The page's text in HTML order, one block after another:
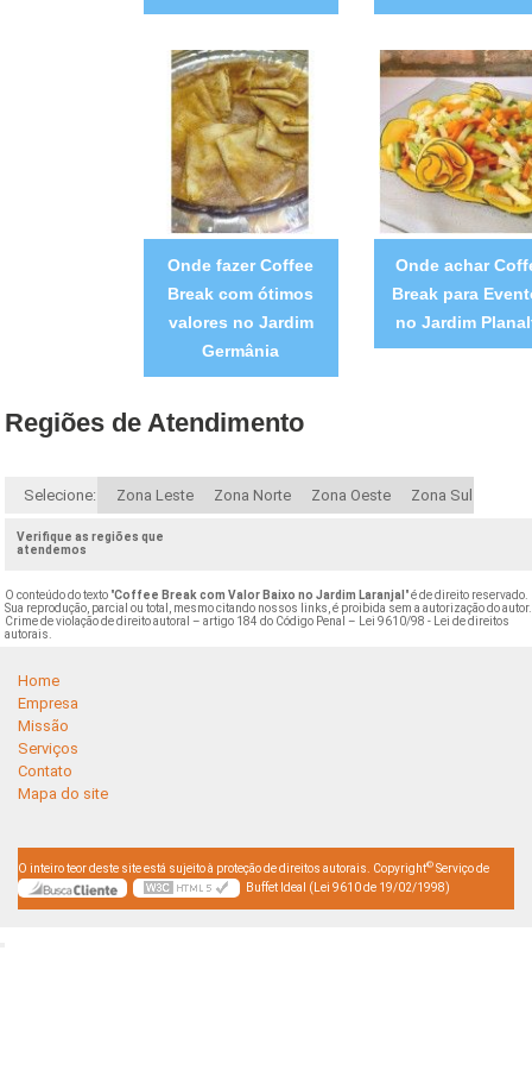
Onde fazer Coffee
Break com ótimos
valores no Jardim
Germânia
Onde achar
Break para
no Jardim
Regiões de Atendimento
Selecione: Zona Leste Zona Norte Zona Oeste Zona Sul
Verifique as regiões que
atendemos
O conteúdo do texto "Coffee Break com Valor Baixo no Jardim Laranjal " é de direito reservado.
Sua reprodução, parcial ou total, mesmo citando nossos links, é proibida sem a autorização do autor.
Crime de violação de direito autoral – artigo 184 do Código Penal –
Lei 9610/98 - Lei de direitos
autorais
Home
Empresa
Missão
Serviços
Contato
Mapa do site
O inteiro teor deste site está sujeito à proteção de direitos autorais. Copyright© Serviço de
Buffet Ideal (Lei 9610 de 19/02/1998)